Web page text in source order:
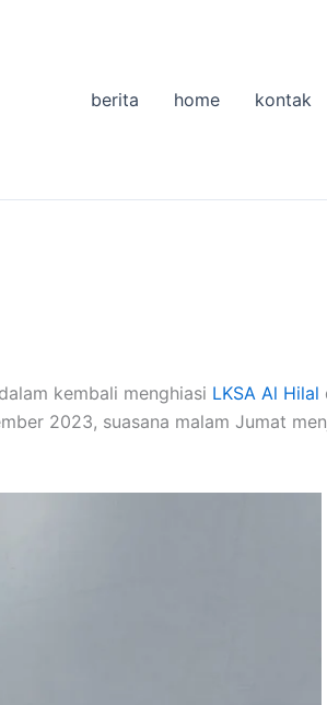
berita home kontak
kembali menghiasi LKSA Al Hilal
2023, suasana malam Jumat